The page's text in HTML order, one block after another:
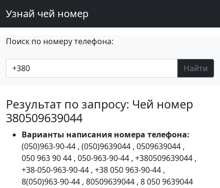
Узнай чей номер
Поиск по номеру телефона:
Найти
Результат по запросу: Чей номер
380509639044
Варианты написания номера телефона:
(050)963-90-44 , (050)9639044 , 0509639044 ,
050 963 90 44 , 050-963-90-44 , +380509639044 ,
+38-050-963-90-44 , +38 050 963-90-44 ,
8(050)963-90-44 , 80509639044 , 8 050 9639044